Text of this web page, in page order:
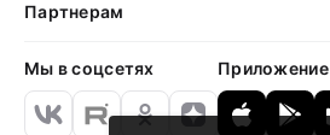
Партнерам
Мы в соцсетях Приложение